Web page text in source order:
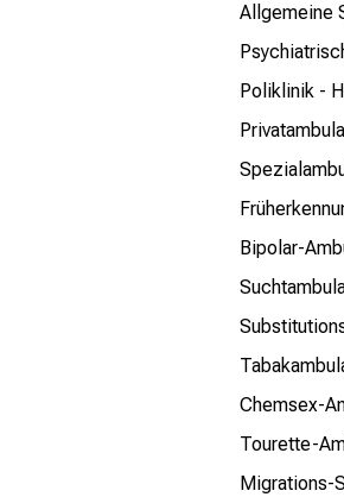
Allgemeine
Poliklinik -
Bipolar-
Chemsex-
Tourette-
Migrations-